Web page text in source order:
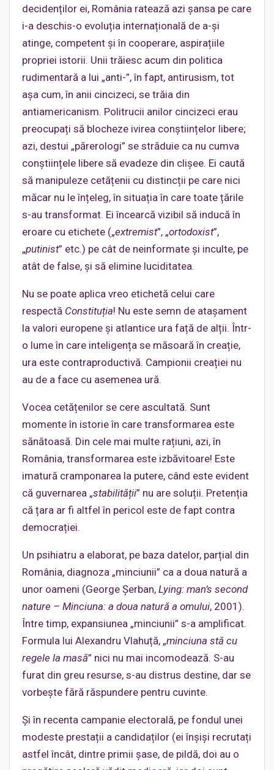
decidenților ei, România ratează azi șansa pe care
i-a deschis-o evoluția internațională de a-și
atinge, competent și în cooperare, aspirațiile
propriei istorii. Unii trăiesc acum din politica
rudimentară a lui „anti-”, în fapt, antirusism, tot
așa cum, în anii cincizeci, se trăia din
antiamericanism. Politrucii anilor cincizeci erau
preocupați să blocheze ivirea conștiințelor libere;
azi, destui „părerologi” se străduie ca nu cumva
conștiințele libere să evadeze din clișee. Ei caută
să manipuleze cetățenii cu distincții pe care nici
măcar nu le înțeleg, în situația în care toate țările
s-au transformat. Ei încearcă vizibil să inducă în
eroare cu etichete („extremist”, „ortodoxist”,
„putinist” etc.) pe cât de neinformate și inculte, pe
atât de false, și să elimine luciditatea.
Nu se poate aplica vreo etichetă celui care
respectă Constituția! Nu este semn de atașament
la valori europene și atlantice ura față de alții. Într-
o lume în care inteligența se măsoară în creație,
ura este contraproductivă. Campionii creației nu
au de a face cu asemenea ură.
Vocea cetățenilor se cere ascultată. Sunt
momente în istorie în care transformarea este
sănătoasă. Din cele mai multe rațiuni, azi, în
România, transformarea este izbăvitoare! Este
imatură cramponarea la putere, când este evident
că guvernarea „stabilității” nu are soluții. Pretenția
că țara ar fi altfel în pericol este de fapt contra
democrației.
Un psihiatru a elaborat, pe baza datelor, parțial din
România, diagnoza „minciunii” ca a doua natură a
unor oameni (George Șerban, Lying: man’s second
nature – Minciuna: a doua natură a omului, 2001).
Între timp, expansiunea „minciunii” s-a amplificat.
Formula lui Alexandru Vlahuță, „minciuna stă cu
regele la masă” nici nu mai incomodează. S-au
furat din greu resurse, s-au distrus destine, dar se
vorbește fără răspundere pentru cuvinte.
Și în recenta campanie electorală, pe fondul unei
modeste prestații a candidaților (ei înșiși recrutați
astfel încât, dintre primii șase, de pildă, doi au o